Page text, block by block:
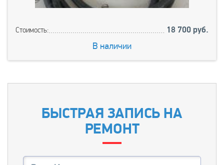
Стоимость:
18 700 руб.
В наличии
БЫСТРАЯ ЗАПИСЬ НА
РЕМОНТ